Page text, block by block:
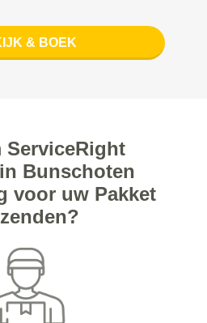
& BOEK
ServiceRight
Bunschoten
voor uw Pakket